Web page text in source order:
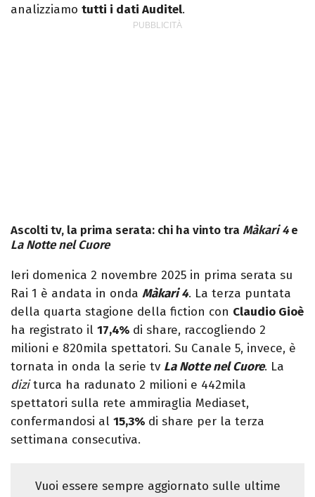
analizziamo tutti i dati Auditel.
Ascolti tv, la prima serata: chi ha vinto tra Màkari 4e
La Notte nel Cuore
Ieri domenica 2 novembre 2025 in prima serata su
Rai 1 è andata in onda Màkari 4. La terza puntata
della quarta stagione della fiction con Claudio Gioè
ha registrato il 17,4% di share, raccogliendo 2
milioni e 820mila spettatori. Su Canale 5, invece, è
tornata in onda la serie tv La Notte nel Cuore. La
diziturca ha radunato 2 milioni e 442mila
spettatori sulla rete ammiraglia Mediaset,
confermandosi al 15,3% di share per la terza
settimana consecutiva.
Vuoi essere sempre aggiornato sulle ultime